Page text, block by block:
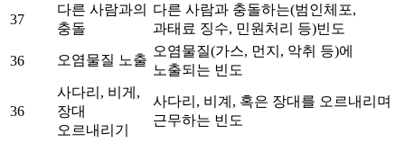
37
다른 사람과의
충돌
다른 사람과 충돌하는(범인체포,
과태료 징수, 민원처리 등)빈도
36 오염물질 노출
오염물질(가스, 먼지, 악취 등)에
노출되는 빈도
36
사다리, 비게,
장대
오르내리기
사다리, 비계, 혹은 장대를 오르내리며
근무하는 빈도